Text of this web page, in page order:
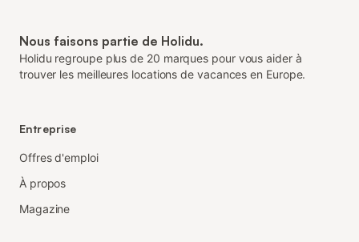
Nous faisons partie de Holidu.
Holidu regroupe plus de 20 marques pour vous aider à
trouver les meilleures locations de vacances en Europe.
Entreprise
Offres d'emploi
À propos
Magazine